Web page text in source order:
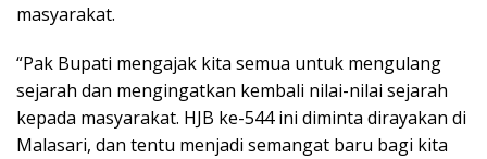
masyarakat.
“Pak Bupati mengajak kita semua untuk mengulang
sejarah dan mengingatkan kembali nilai-nilai sejarah
kepada masyarakat. HJB ke-544 ini diminta dirayakan di
Malasari, dan tentu menjadi semangat baru bagi kita